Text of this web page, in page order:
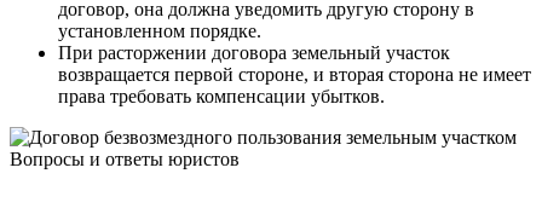
договор, она должна уведомить другую сторону в
установленном порядке.
При расторжении договора земельный участок
возвращается первой стороне, и вторая сторона не имеет
права требовать компенсации убытков.
Вопросы и ответы юристов